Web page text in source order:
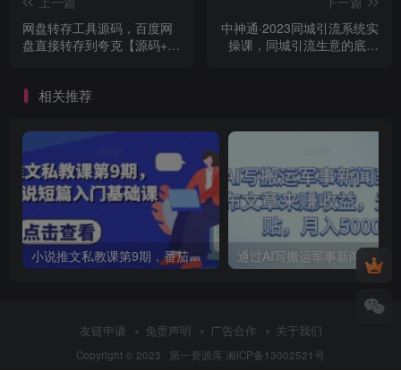
网盘转存工具源码，百度网
盘直接转存到夸克【源码+教
中神通·2023同城引流系统实
操课，同城引流生意的底层
相关推荐
小说推文私教课第9期，番茄小说短篇入门基础课
友链申请 免责声明 广告合作 关于我们
Copyright © 2023 · 第一资源库 湘ICP备13002521号